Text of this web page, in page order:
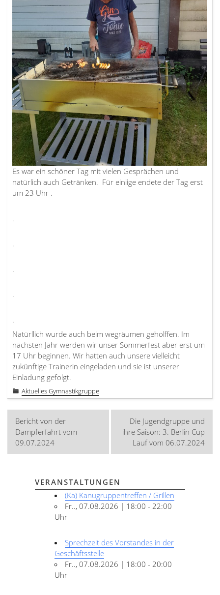
Es war ein schöner Tag mit vielen Gesprächen und
natürlich auch Getränken. Für einiige endete der Tag erst
um 23 Uhr .
.
.
.
.
.
Natürllich wurde auch beim wegräumen geholffen. Im
nächsten Jahr werden wir unser Sommerfest aber erst um
17 Uhr beginnen. Wir hatten auch unsere vielleicht
zukünftige Trainerin eingeladen und sie ist unserer
Einladung gefolgt.
Aktuelles Gymnastikgruppe
Beitragsnavigation
Bericht von der
Dampferfahrt vom
09.07.2024
Die Jugendgruppe und
ihre Saison: 3. Berlin Cup
Lauf vom 06.07.2024
VERANSTALTUNGEN
(Ka) Kanugruppentreffen / Grillen
Fr.., 07.08.2026 | 18:00 - 22:00
Uhr
Sprechzeit des Vorstandes in der
Geschäftsstelle
Fr.., 07.08.2026 | 18:00 - 20:00
Uhr